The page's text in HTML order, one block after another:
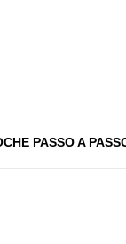
PASSO A